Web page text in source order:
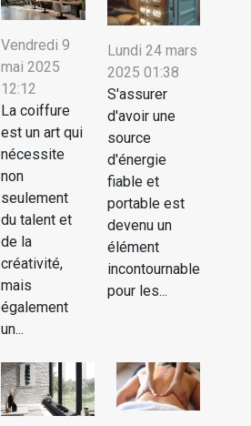
Vendredi 9
mai 2025
12:12
La coiffure
est un art qui
nécessite
non
seulement
du talent et
de la
créativité,
mais
également
un...
Lundi 24 mars
2025 01:38
S'assurer
d'avoir une
source
d'énergie
fiable et
portable est
devenu un
élément
incontournable
pour les...